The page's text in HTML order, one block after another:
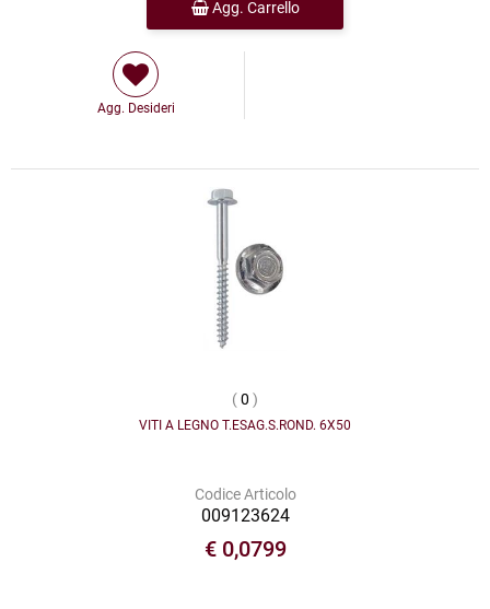
Agg. Carrello
Agg. Desideri
(0 )
VITI A LEGNO T.ESAG.S.ROND. 6X50
Codice Articolo
009123624
€ 0,0799